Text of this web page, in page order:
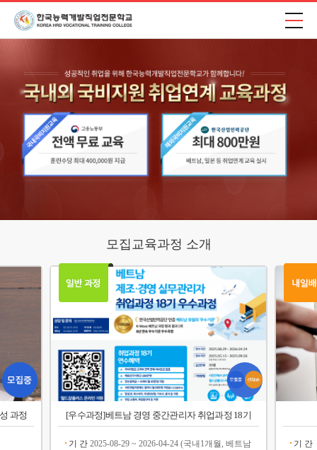
모집교육과정 소개
과정 [우수과정]베트남 경영 중간관리자 취업과정 18기
기 간 2025-08-29 ~ 2026-04-24 (국내1개월, 베트남
기 간